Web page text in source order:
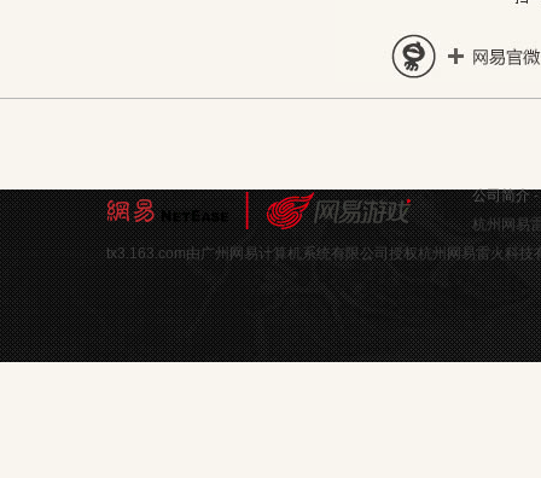
公司简介-
杭州网易
tx3.163.com由广州网易计算机系统有限公司授权杭州网易雷火科技